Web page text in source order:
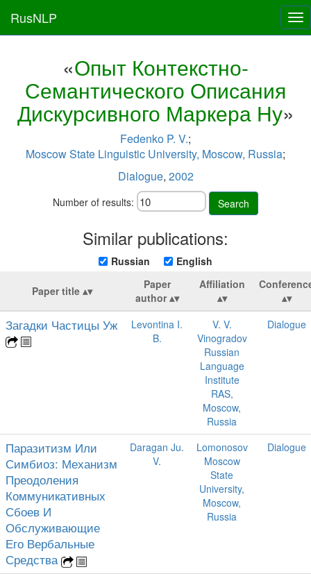
RusNLP
«Опыт Контекстно-
Семантического Описания
Дискурсивного Маркера Ну»
Fedenko P. V.;
Moscow State Linguistic University, Moscow, Russia;
Dialogue, 2002
Number of results: Search
Similar publications:
Russian English
Paper title
Paper
author
Affiliation
Загадки Частицы Уж
Levontina I.
B.
V. V.
Vinogradov
Russian
Language
Institute
RAS,
Moscow,
Russia
Dialogue
Паразитизм Или
Симбиоз: Механизм
Преодоления
Коммуникативных
Сбоев И
Обслуживающие
Его Вербальные
Средства
Daragan Ju.
V.
Lomonosov
Moscow
State
University,
Moscow,
Russia
Dialogue